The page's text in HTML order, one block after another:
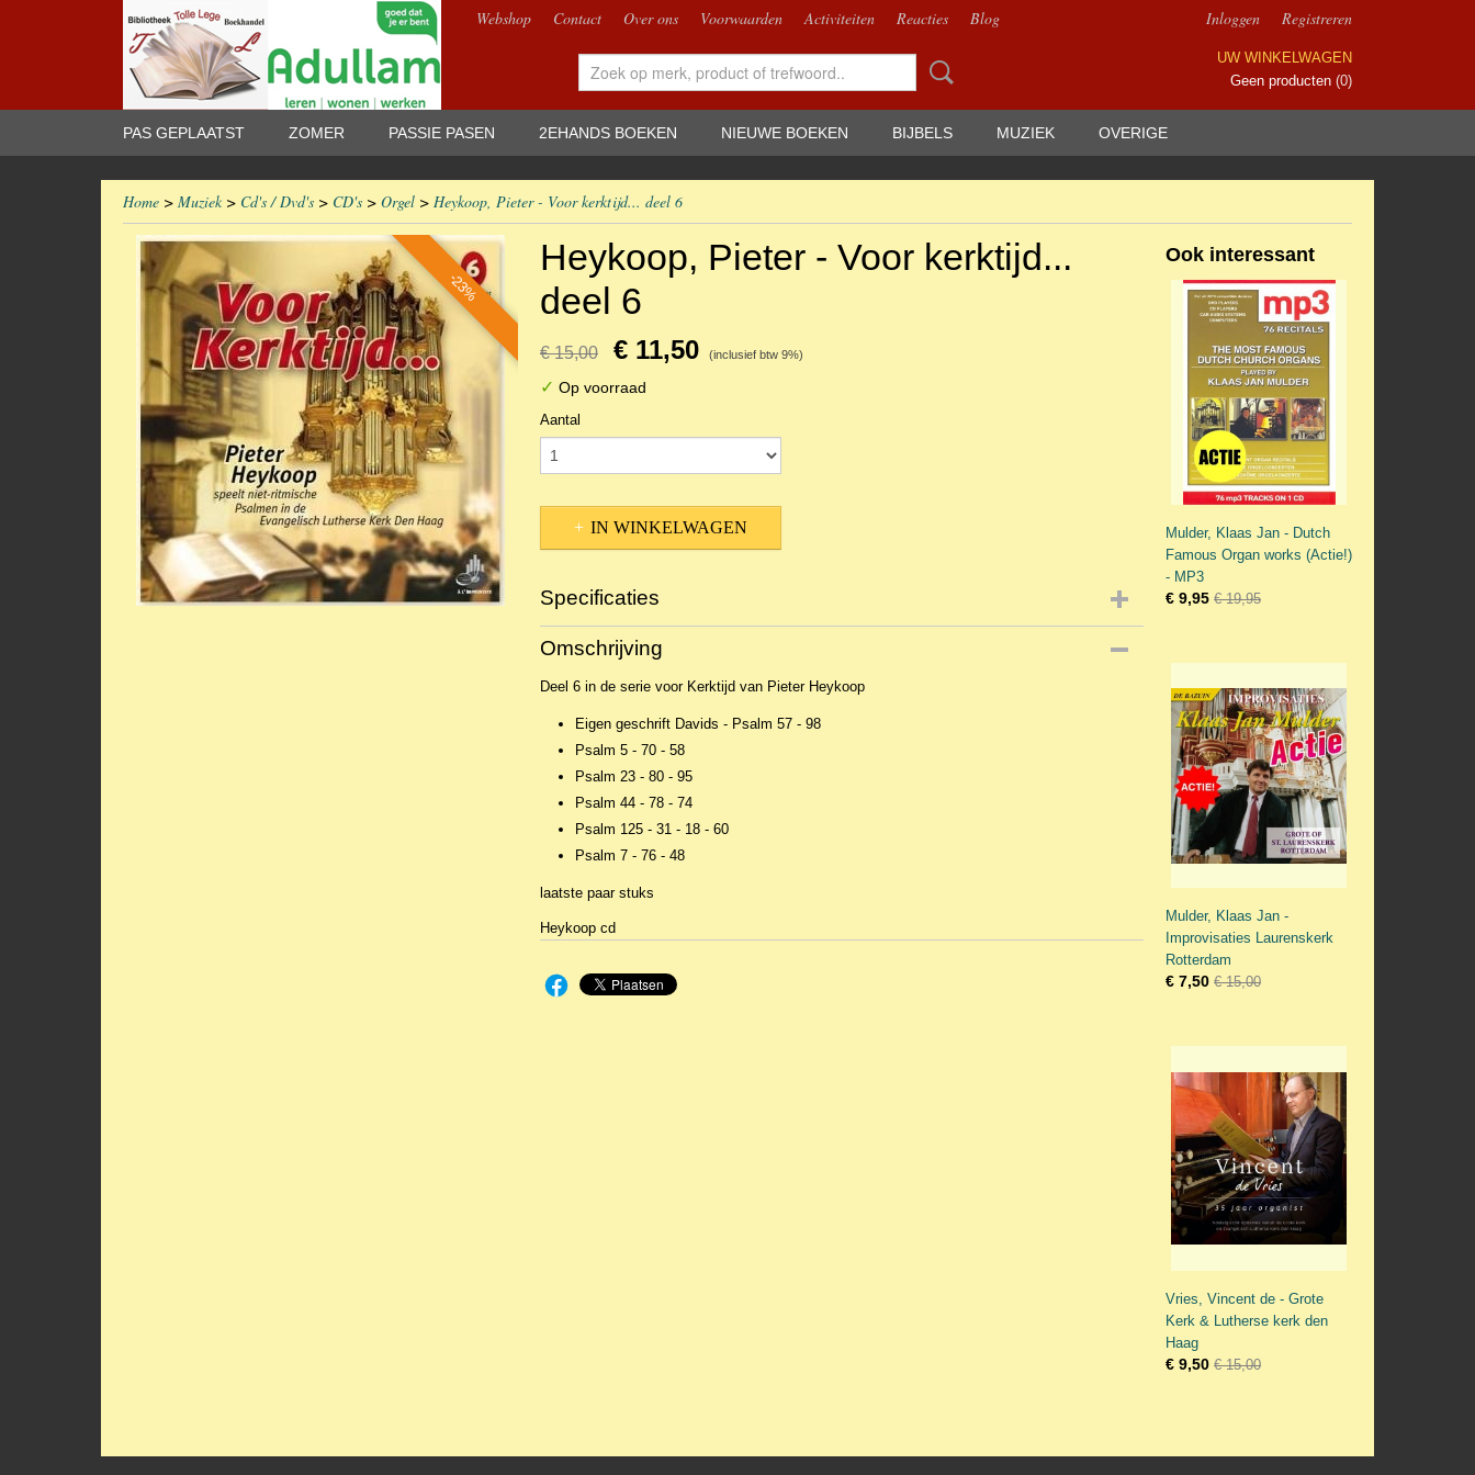
Webshop Contact Over ons Voorwaarden Activiteiten Reacties Blog Inloggen Registreren
UW WINKELWAGEN
Geen producten (0)
PAS GEPLAATST ZOMER PASSIE PASEN 2EHANDS BOEKEN NIEUWE BOEKEN BIJBELS MUZIEK OVERIGE
Home > Muziek> Cd's / Dvd's > CD's > Orgel > Heykoop, Pieter - Voor kerktijd... deel 6
-23%
Heykoop, Pieter - Voor kerktijd...
deel 6
€ 15,00 € 11,50 (inclusief btw 9%)
✓ Op voorraad
Aantal
IN WINKELWAGEN
Specificaties
Productcode
EAN code
Omschrijving
Deel 6 in de serie voor Kerktijd van Pieter Heykoop
Eigen geschrift Davids - Psalm 57 - 98
Psalm 5 - 70 - 58
Psalm 23 - 80 - 95
Psalm 44 - 78 - 74
Psalm 125 - 31 - 18 - 60
Psalm 7 - 76 - 48
laatste paar stuks
Heykoop cd
Ook interessant
Mulder, Klaas Jan - Dutch
Famous Organ works (Actie!)
- MP3
€ 9,95 € 19,95
Mulder, Klaas Jan -
Improvisaties Laurenskerk
Rotterdam
€ 7,50 € 15,00
Vries, Vincent de - Grote
Kerk & Lutherse kerk den
Haag
€ 9,50 € 15,00